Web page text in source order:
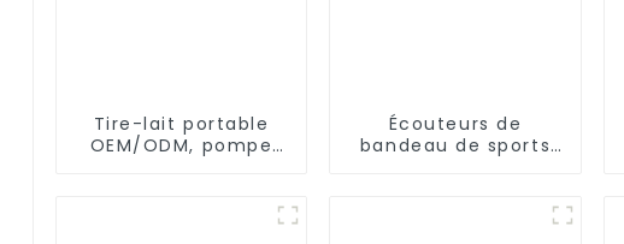
Tire-lait portable
OEM/ODM, pompe
Écouteurs de
bandeau de sports